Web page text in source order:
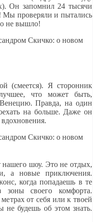
Он запомнил 24 тысячи
Мы проверяли и пытались
не вышло!
(смеется). Я сторонник
что может быть,
Правда, на один
на больше. Даже он
вдохновения.
шоу. Это не отдых,
а новые приключения.
когда попадаешь в те
своего комфорта.
от себя или к твоей
не будешь об этом знать.